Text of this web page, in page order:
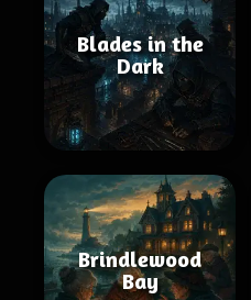
Blades in the
Dark
Brindlewood
Bay